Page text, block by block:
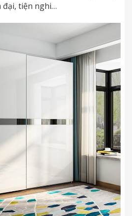
đại, tiện nghi…